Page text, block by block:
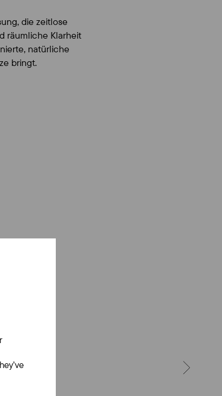
die zeitlose
räumliche Klarheit
natürliche
bringt.
NÄCHSTE